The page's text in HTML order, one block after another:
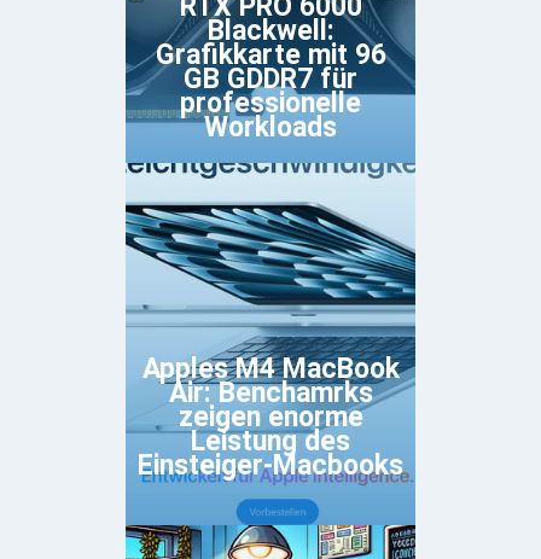
Blackwell:
Grafikkarte mit 96
GB GDDR7 für
professionelle
Workloads
Apples M4 MacBook
Air: Benchamrks
zeigen enorme
Leistung des
Einsteiger-Macbooks